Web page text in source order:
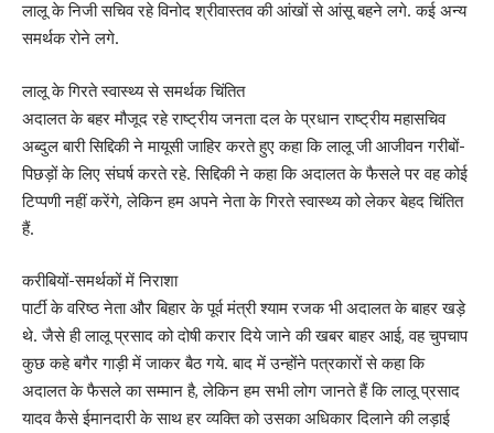
लालू के निजी सचिव रहे विनोद श्रीवास्तव की आंखों से आंसू बहने लगे. कई अन्य
समर्थक रोने लगे.
लालू के गिरते स्वास्थ्य से समर्थक चिंतित
अदालत के बहर मौजूद रहे राष्ट्रीय जनता दल के प्रधान राष्ट्रीय महासचिव
अब्दुल बारी सिद्दिकी ने मायूसी जाहिर करते हुए कहा कि लालू जी आजीवन गरीबों-
पिछड़ों के लिए संघर्ष करते रहे. सिद्दिकी ने कहा कि अदालत के फैसले पर वह कोई
टिप्पणी नहीं करेंगे, लेकिन हम अपने नेता के गिरते स्वास्थ्य को लेकर बेहद चिंतित
हैं.
करीबियों-समर्थकों में निराशा
पार्टी के वरिष्ठ नेता और बिहार के पूर्व मंत्री श्याम रजक भी अदालत के बाहर खड़े
थे. जैसे ही लालू प्रसाद को दोषी करार दिये जाने की खबर बाहर आई, वह चुपचाप
कुछ कहे बगैर गाड़ी में जाकर बैठ गये. बाद में उन्होंने पत्रकारों से कहा कि
अदालत के फैसले का सम्मान है, लेकिन हम सभी लोग जानते हैं कि लालू प्रसाद
यादव कैसे ईमानदारी के साथ हर व्यक्ति को उसका अधिकार दिलाने की लड़ाई